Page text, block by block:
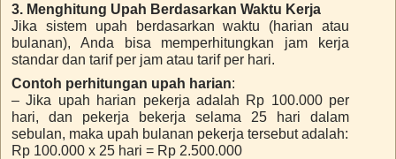
3. Menghitung Upah Berdasarkan Waktu Kerja
Jika sistem upah berdasarkan waktu (harian atau
bulanan), Anda bisa memperhitungkan jam kerja
standar dan tarif per jam atau tarif per hari.
Contoh perhitungan upah harian:
– Jika upah harian pekerja adalah Rp 100.000 per
hari, dan pekerja bekerja selama 25 hari dalam
sebulan, maka upah bulanan pekerja tersebut adalah:
Rp 100.000 x 25 hari = Rp 2.500.000